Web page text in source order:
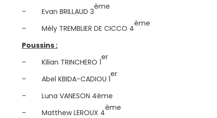
– Evan BRILLAUD 3
ème
– Mély TREMBLIER DE CICCO 4
ème
Poussins :
– Kilian TRINCHERO 1
er
– Abel KBIDA-CADIOU 1
er
– Luna VANESON 4ème
– Matthew LEROUX 4
ème